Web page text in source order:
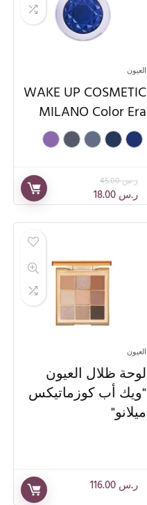
العيون
WAKE UP COSMETIC
MILANO Color Era
ر.س45.00
ر.س18.00
العيون
لوحة ظلال العيون
"ويك أب كوزماتيكس
ميلانو"
ر.س116.00